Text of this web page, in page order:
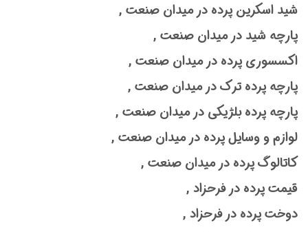
شید اسکرین پرده در میدان صنعت ,
پارچه شید در میدان صنعت ,
اکسسوری پرده در میدان صنعت ,
پارچه پرده ترک در میدان صنعت ,
پارچه پرده بلژیکی در میدان صنعت ,
لوازم و وسایل پرده در میدان صنعت ,
کاتالوگ پرده در میدان صنعت ,
قیمت پرده در فرحزاد ,
دوخت پرده در فرحزاد ,